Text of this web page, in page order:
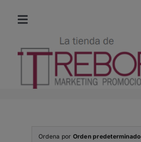
Toggle
Navigation
NUEVA COLECCIÓN
Ordena por Orden predeterminado